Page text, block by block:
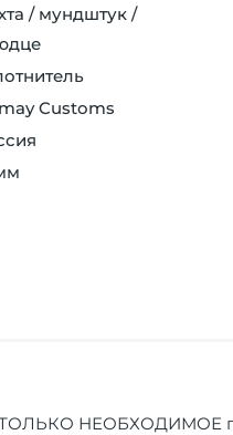
/ мундштук /
Customs
ТОЛЬКО НЕОБХОДИМОЕ